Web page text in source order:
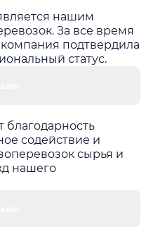
нашим
За все время
компания подтвердила
статус.
содействие и
сырья и
нашего